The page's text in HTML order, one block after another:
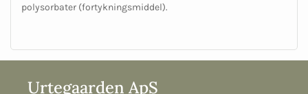
polysorbater (fortykningsmiddel).
Urtegaarden ApS